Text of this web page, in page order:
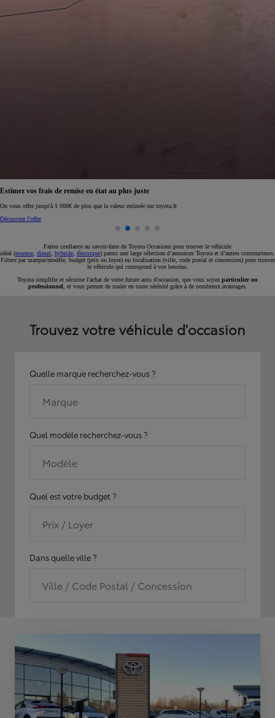
Réservez en ligne votre occasion pour 1€ seulement
Réservez en ligne
Faites confiance au savoir-faire de Toyota Occasions pour trouver le véhicule
idéal (essence diesel hybride électrique) parmi une large sélection d’annonces Toyota et d’autres constructeurs.
Filtrez par marque/modèle, budget (prix ou loyer) ou localisation (ville, code postal et concession) pour trouver
le véhicule qui correspond à vos besoins.
Toyota simplifie et sécurise l'achat de votre future auto d'occasion, que vous soyez particulier ou
professionnel , et vous permet de rouler en toute sérénité grâce à de nombreux avantages.
Trouvez votre véhicule d'occasion
Quelle marque recherchez-vous ?
Marque
Quel modèle recherchez-vous ?
Modèle
Quel est votre budget ?
Prix / Loyer
Dans quelle ville ?
Ville / Code Postal / Concession